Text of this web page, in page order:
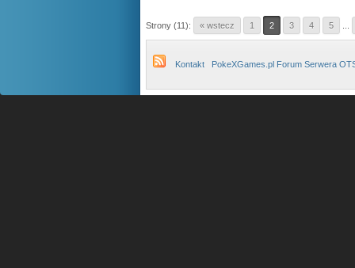
Strony (11): « wstecz 1 2 3 4 5
Kontakt PokeXGames.pl Forum Serwera